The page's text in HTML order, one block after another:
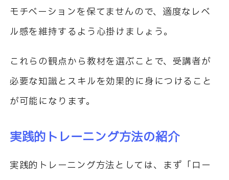
モチベーションを保てませんので、適度なレベ
ル感を維持するよう心掛けましょう。
これらの観点から教材を選ぶことで、受講者が
必要な知識とスキルを効果的に身につけること
が可能になります。
実践的トレーニング方法の紹介
実践的トレーニング方法としては、まず「ロー